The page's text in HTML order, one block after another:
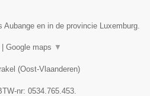
en in de provincie Luxemburg.
| Google maps ▼
(Oost-Vlaanderen)
nr: 0534.765.453.